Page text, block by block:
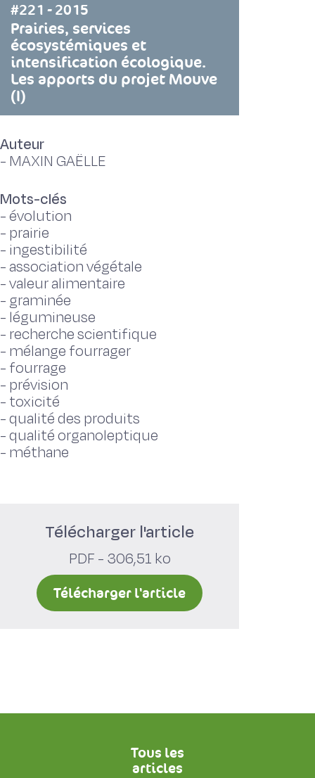
#221 - 2015
Prairies, services
écosystémiques et
intensification écologique.
Les apports du projet Mouve
(I)
Auteur
- MAXIN GAËLLE
Mots-clés
-évolution
- prairie
- ingestibilité
- association végétale
-valeur alimentaire
- graminée
- légumineuse
- recherche scientifique
- mélange fourrager
- fourrage
- prévision
- toxicité
-qualité des produits
-qualité organoleptique
- méthane
Télécharger l'article
PDF - 306,51 ko
Télécharger l'article
Tous les
articles